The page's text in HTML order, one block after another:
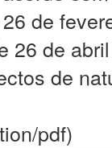
de
26 de
de
pdf)